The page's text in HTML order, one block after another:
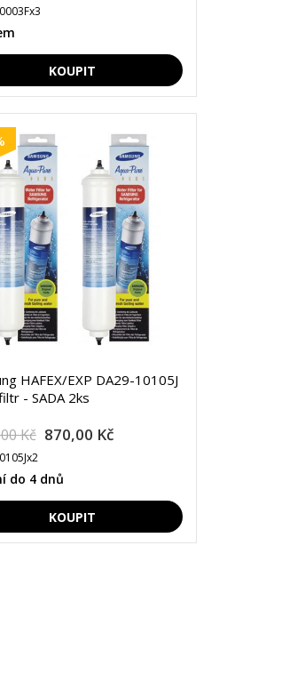
HAFEX/EXP DA29-10105J
- SADA 2ks
Kč 870,00 Kč
do 4 dnů